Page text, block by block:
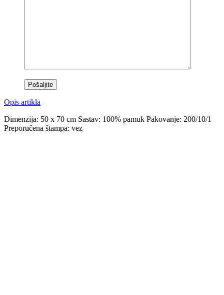
Opis artikla
Dimenzija: 50 x 70 cm Sastav: 100% pamuk Pakovanje: 200/10/1
Preporučena štampa: vez